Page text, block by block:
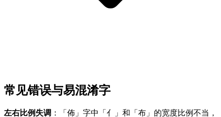
常见错误与易混淆字
左右比例失调 ：「佈」字中「亻」和「布」的宽度比例不当，